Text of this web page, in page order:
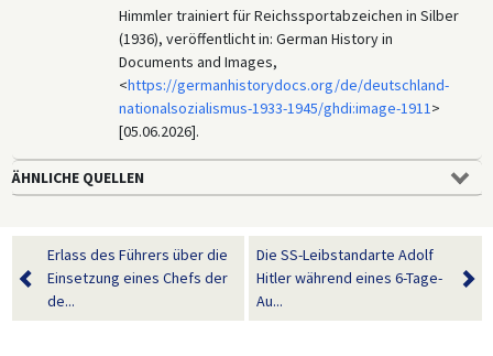
Himmler trainiert für Reichssportabzeichen in Silber
(1936), veröffentlicht in: German History in
Documents and Images,
<https://germanhistorydocs.org/de/deutschland-
nationalsozialismus-1933-1945/ghdi:image-1911>
[05.06.2026].
ÄHNLICHE QUELLEN
Erlass des Führers über die
Einsetzung eines Chefs der
de...
Die SS-Leibstandarte Adolf
Hitler während eines 6-Tage-
Au...